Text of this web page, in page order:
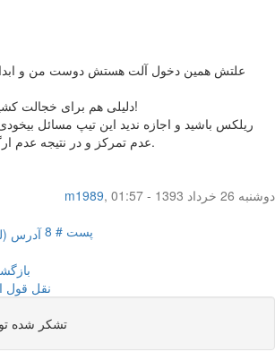
علتش همین دخول آلت هستش دوست من و
دلیلی هم برای خجالت کشیدن وجود نداره!
ریلکس باشید و اجازه ندید این تیپ مسائل
عدم تمرکز و در نتیجه عدم ارگاسم‌ شما بشه.
m1989,
دوشنبه 26 خرداد 1393 - 01:57
پست # 8
نقل قول
تشکر شده